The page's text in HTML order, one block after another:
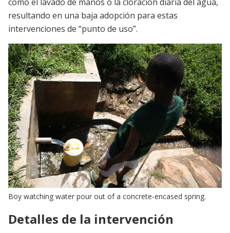
resultando en una baja adopción para estas
intervenciones de “punto de uso”.
Boy watching water pour out of a concrete-encased spring.
Detalles de la intervención